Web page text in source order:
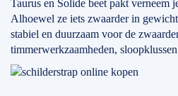
Taurus en Solide beet pakt verneem
Alhoewel ze iets zwaarder in
stabiel en duurzaam voor de
timmerwerkzaamheden,